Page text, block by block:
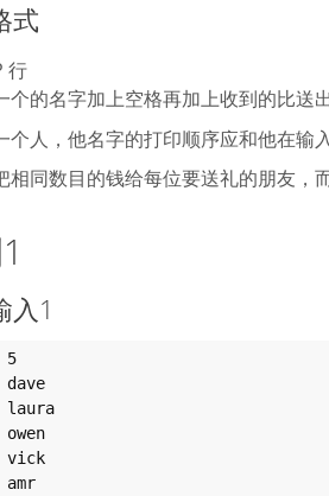
式
行
个的名字加上空格再加上收到的比送
个人，他名字的打印顺序应和他在输
相同数目的钱给每位要送礼的朋友，
入1
5
dave
laura
owen
vick
amr